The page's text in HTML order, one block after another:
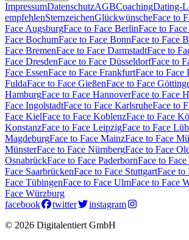
ImpressumDatenschutzAGBCoachingDating-
empfehlenSternzeichenGlückwünscheFace to
Face AugsburgFace to Face BerlinFace to
Face BochumFace to Face BonnFace to Face
Face BremenFace to Face DarmstadtFace to
Face DresdenFace to Face DüsseldorfFace to
Face EssenFace to Face FrankfurtFace to Face
FuldaFace to Face GießenFace to Face
HamburgFace to Face HannoverFace to Face
Face IngolstadtFace to Face KarlsruheFace to
Face KielFace to Face KoblenzFace to Face
KonstanzFace to Face LeipzigFace to Face
MagdeburgFace to Face MainzFace to Face
MünsterFace to Face NürnbergFace to Face
OsnabrückFace to Face PaderbornFace to
Face SaarbrückenFace to Face StuttgartFace to
Face TübingenFace to Face UlmFace to Face
Face Würzburg
facebook
twitter
instagram
© 2026 Digitalentiert GmbH